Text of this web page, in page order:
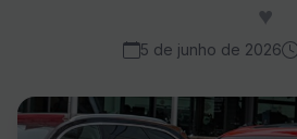
♥
5 de junho de 2026